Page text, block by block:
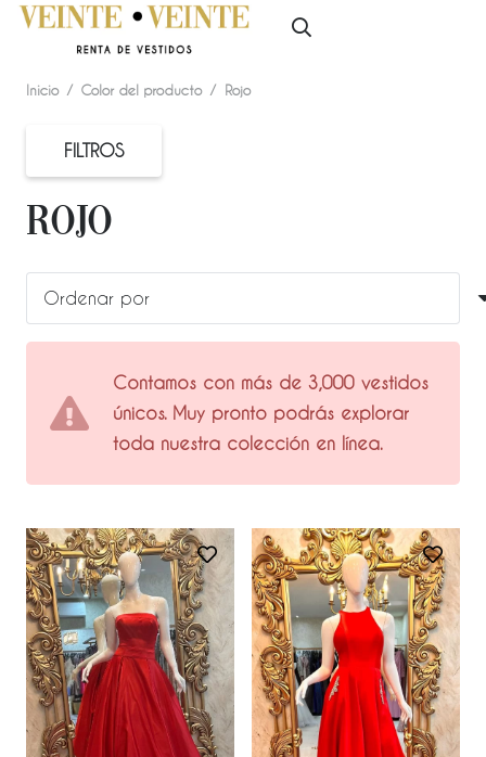
Inicio / Color del producto / Rojo
Rojo
Contamos con más de 3,000 vestidos
únicos. Muy pronto podrás explorar
toda nuestra colección en línea.
FILTROS